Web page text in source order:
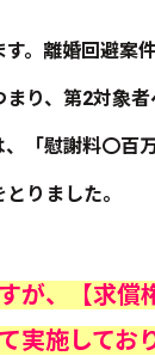
。離婚回避案件
り、第2対象者
「慰謝料〇百
りました。
が、【求償
実施してお